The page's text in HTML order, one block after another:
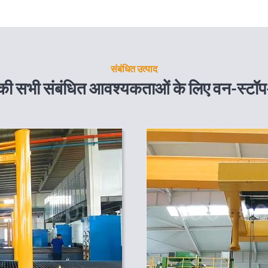
संबंधित उत्पाद
सभी संबंधित आवश्यकताओं के लिए वन-